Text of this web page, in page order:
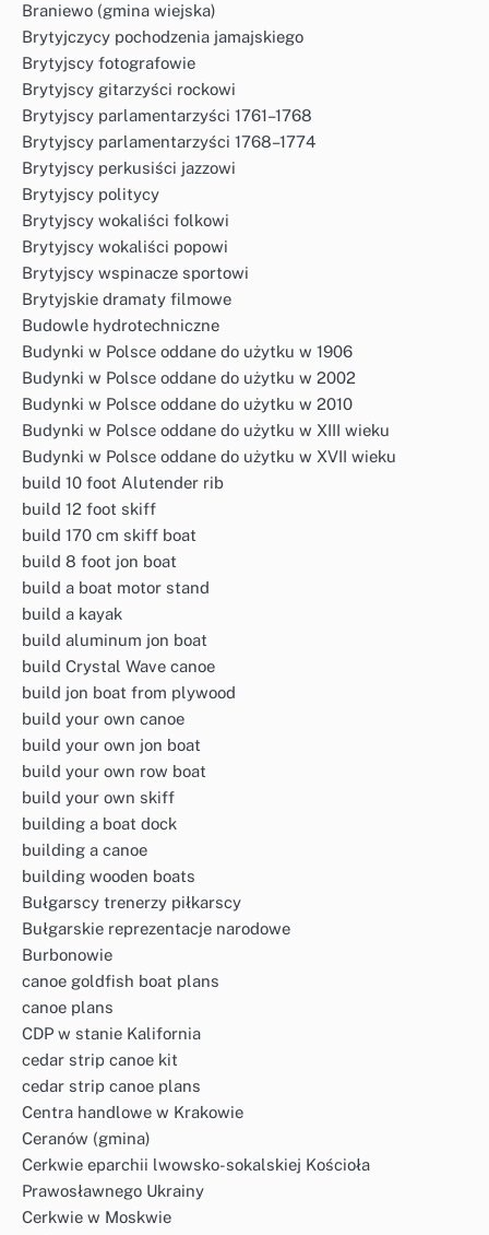
Braniewo (gmina wiejska)
Brytyjczycy pochodzenia jamajskiego
Brytyjscy fotografowie
Brytyjscy gitarzyści rockowi
Brytyjscy parlamentarzyści 1761–1768
Brytyjscy parlamentarzyści 1768–1774
Brytyjscy perkusiści jazzowi
Brytyjscy politycy
Brytyjscy wokaliści folkowi
Brytyjscy wokaliści popowi
Brytyjscy wspinacze sportowi
Brytyjskie dramaty filmowe
Budowle hydrotechniczne
Budynki w Polsce oddane do użytku w 1906
Budynki w Polsce oddane do użytku w 2002
Budynki w Polsce oddane do użytku w 2010
Budynki w Polsce oddane do użytku w XIII wieku
Budynki w Polsce oddane do użytku w XVII wieku
build 10 foot Alutender rib
build 12 foot skiff
build 170 cm skiff boat
build 8 foot jon boat
build a boat motor stand
build a kayak
build aluminum jon boat
build Crystal Wave canoe
build jon boat from plywood
build your own canoe
build your own jon boat
build your own row boat
build your own skiff
building a boat dock
building a canoe
building wooden boats
Bułgarscy trenerzy piłkarscy
Bułgarskie reprezentacje narodowe
Burbonowie
canoe goldfish boat plans
canoe plans
CDP w stanie Kalifornia
cedar strip canoe kit
cedar strip canoe plans
Centra handlowe w Krakowie
Ceranów (gmina)
Cerkwie eparchii lwowsko-sokalskiej Kościoła
Prawosławnego Ukrainy
Cerkwie w Moskwie